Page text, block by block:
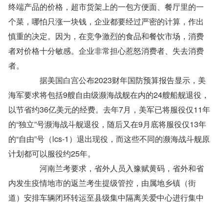
终端产品的价格，超市货架上的一包方便面、餐厅里的一
个菜，哪怕只涨一块钱，企业都要经过严密的计算，作出
慎重的决定。因为，在竞争激烈的食品和餐饮市场，消费
者对价格十分敏感。企业非常担心惹怒消费者、失去消费
者。
据美国白宫公布2023财年国防预算报告显示，美
海军要求将包括9艘自由级濒海战舰在内的24艘船舰退役，
以节省约36亿美元的经费。去年7月，美军已将服役仅11年
的“独立”号濒海战斗舰退役，随后又在9月底将服役仅13年
的“自由”号（lcs-1）退出现役，而这些不同的濒海战斗舰原
计划都可以服役约25年。
河南兰考要求，省外人员入豫赋黄码，省外和省
内发生疫情地市的返兰考生提级管控，由属地乡镇（街
道）安排车辆闭环转运至县级集中隔离关爱中心进行集中